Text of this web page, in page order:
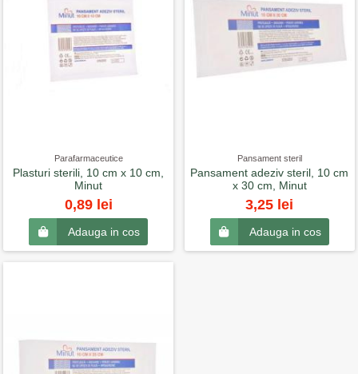
Parafarmaceutice
Plasturi sterili, 10 cm x 10 cm,
Minut
0,89 lei
Adauga in cos
Pansament steril
Pansament adeziv steril, 10 cm
x 30 cm, Minut
3,25 lei
Adauga in cos